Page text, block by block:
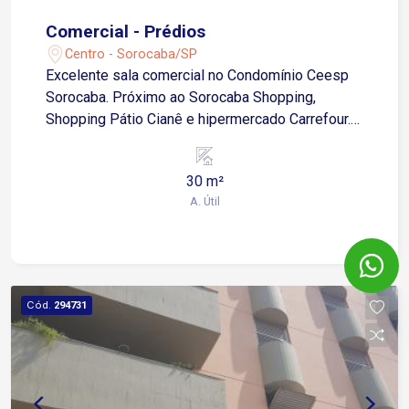
Comercial - Prédios
Centro - Sorocaba/SP
Excelente sala comercial no Condomínio Ceesp
Sorocaba. Próximo ao Sorocaba Shopping,
Shopping Pátio Cianê e hipermercado Carrefour.
Aguirre, Avenida Ipanema e toda região central de
sala e 1 banheiro social, moveis planejado
30 m²
A. Útil
Cód. 294731